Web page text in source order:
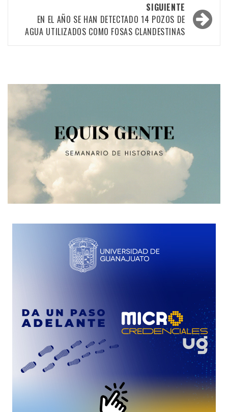
SIGUIENTE
EN EL AÑO SE HAN DETECTADO 14 POZOS DE
AGUA UTILIZADOS COMO FOSAS CLANDESTINAS